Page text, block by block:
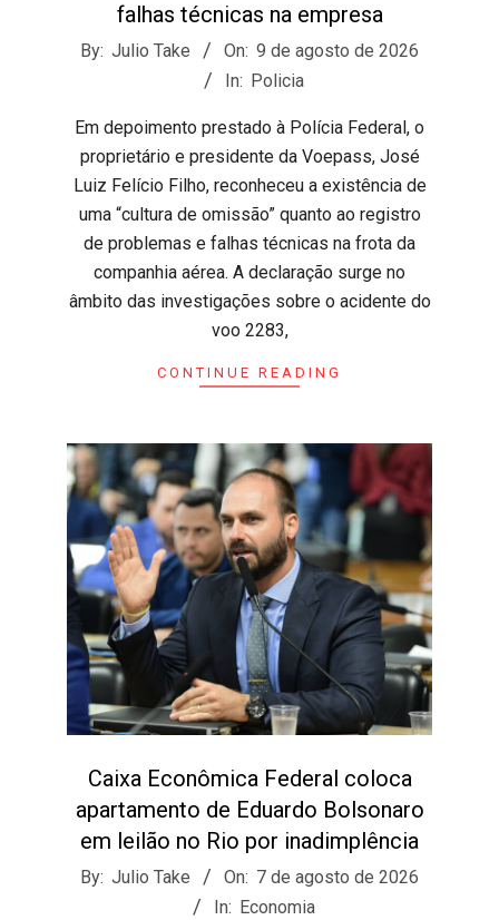
falhas técnicas na empresa
2026-
By: Julio Take On: 9 de agosto de 2026
In: Policia
​Em depoimento prestado à Polícia Federal, o
proprietário e presidente da Voepass, José
Luiz Felício Filho, reconheceu a existência de
uma “cultura de omissão” quanto ao registro
de problemas e falhas técnicas na frota da
companhia aérea. A declaração surge no
âmbito das investigações sobre o acidente do
voo 2283,
CONTINUE READING
Caixa Econômica Federal coloca
apartamento de Eduardo Bolsonaro
em leilão no Rio por inadimplência
2026-
By: Julio Take On: 7 de agosto de 2026
In: Economia